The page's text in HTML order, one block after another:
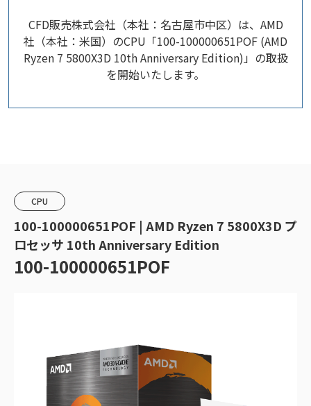
CFD販売株式会社（本社：名古屋市中区）は、AMD
社（本社：米国）のCPU「100-100000651POF (AMD
Ryzen 7 5800X3D 10th Anniversary Edition)」の取扱
を開始いたします。
CPU
100-100000651POF | AMD Ryzen 7 5800X3D プ
ロセッサ 10th Anniversary Edition
100-100000651POF